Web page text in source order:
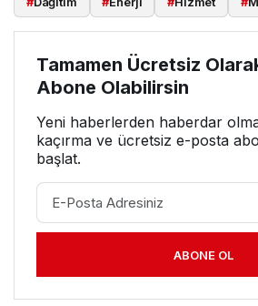
Tamamen Ücretsiz
Abone Olabilirsin
Yeni haberlerden haberdar
kaçırma ve ücretsiz e-posta
başlat.
ABONE OL